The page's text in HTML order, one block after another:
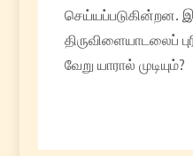
செய்யப்படுகின்றன.
திருவிளையாடலைப்
வேறு யாரால் முடியும்?